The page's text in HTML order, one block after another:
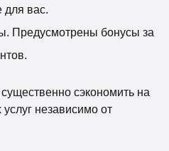
для вас.
Предусмотрены бонусы за
сэкономить на
независимо от